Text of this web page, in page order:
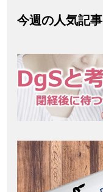
今週の人気記事